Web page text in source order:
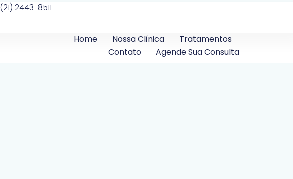
(21) 2443-8511
Home Nossa Clínica
Tratamentos
Contato
Agende Sua Consulta